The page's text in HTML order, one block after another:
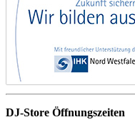
DJ-Store Öffnungszeiten